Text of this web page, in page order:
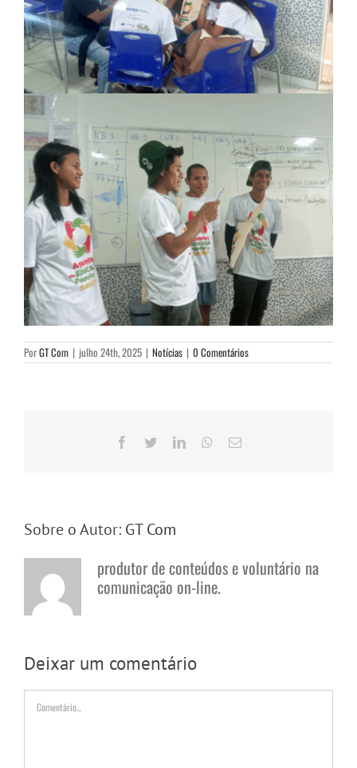
PorGT Com | julho 24th, 2025 | Notícias | 0 Comentários
Facebook
TwitterLinkedInWhatsApp
E-
Sobre o Autor: GT Com
produtor de conteúdos e voluntário na
comunicação on-line.
Deixar um comentário
Comentário